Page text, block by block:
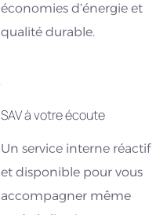
économies d’énergie et
qualité durable.
SAV à votre écoute
Un service interne réactif
et disponible pour vous
accompagner même